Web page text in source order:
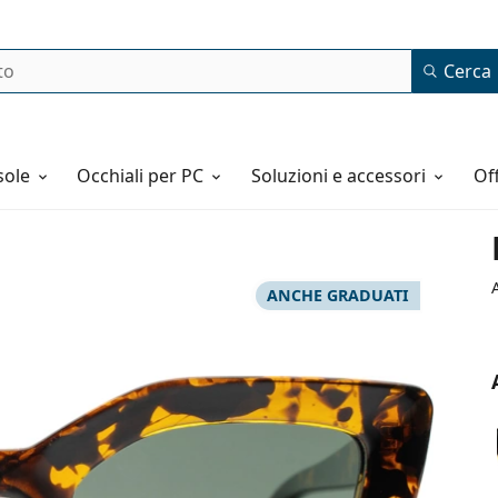
Cerca
Occhiali per PC Soluzioni e accessori
ANCHE GRADUATI